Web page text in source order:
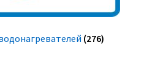
(276)